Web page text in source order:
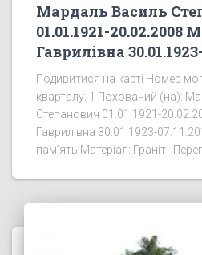
Мардаль Василь
01.01.1921-
Гаврилівна
Подивитися на карті Номер
кварталу: 1 Похований (на):
Степанович 01.01.1921-
Гаврилівна 30.01.1923-
пам’ять Матеріал: Граніт